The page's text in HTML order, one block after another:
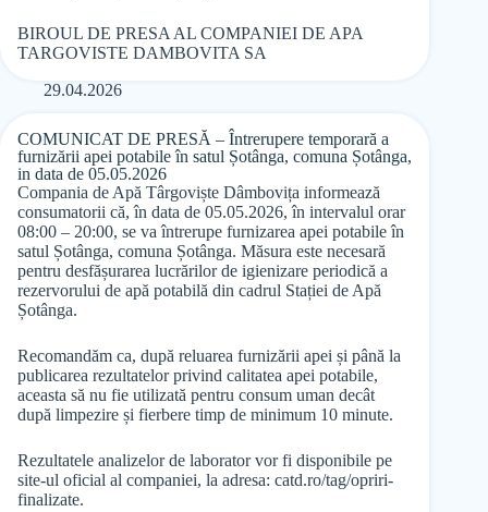
BIROUL DE PRESA AL COMPANIEI DE APA
TARGOVISTE DAMBOVITA SA
29.04.2026
COMUNICAT DE PRESĂ – Întrerupere temporară a
furnizării apei potabile în satul Șotânga, comuna Șotânga,
in data de 05.05.2026
Compania de Apă Târgoviște Dâmbovița informează
consumatorii că, în data de 05.05.2026, în intervalul orar
08:00 – 20:00, se va întrerupe furnizarea apei potabile în
satul Șotânga, comuna Șotânga. Măsura este necesară
pentru desfășurarea lucrărilor de igienizare periodică a
rezervorului de apă potabilă din cadrul Stației de Apă
Șotânga.
Recomandăm ca, după reluarea furnizării apei și până la
publicarea rezultatelor privind calitatea apei potabile,
aceasta să nu fie utilizată pentru consum uman decât
după limpezire și fierbere timp de minimum 10 minute.
Rezultatele analizelor de laborator vor fi disponibile pe
site-ul oficial al companiei, la adresa: catd.ro/tag/opriri-
finalizate.